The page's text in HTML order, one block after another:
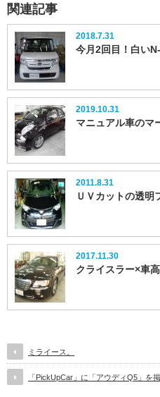
関連記事
2018.7.31
今月2回目！白い
2019.10.31
マニュアル車のマ
2011.8.31
ＵＶカットの透明
2017.11.30
クライスラー×車
ミライース。
「PickUpCar」に「アウディQ5」を